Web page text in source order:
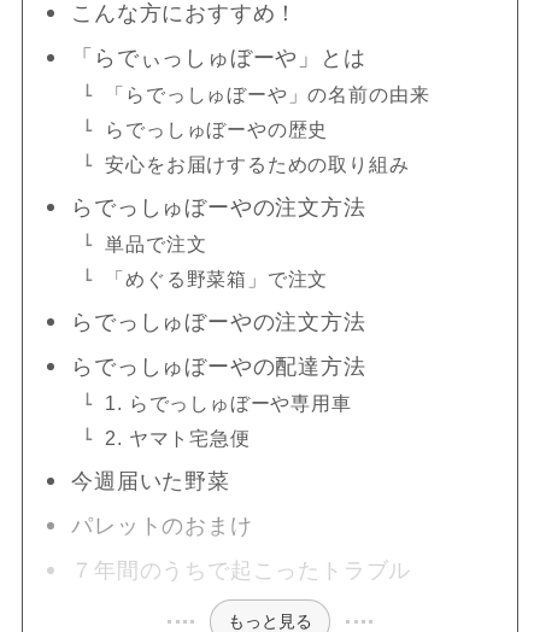
こんな方におすすめ！
「らでぃっしゅぼーや」とは
「らでっしゅぼーや」の名前の由来
らでっしゅぼーやの歴史
安心をお届けするための取り組み
らでっしゅぼーやの注文方法
単品で注文
「めぐる野菜箱」で注文
らでっしゅぼーやの注文方法
らでっしゅぼーやの配達方法
1. らでっしゅぼーや専用車
2. ヤマト宅急便
今週届いた野菜
パレットのおまけ
７年間のうちで起こったトラブル
もっと見る